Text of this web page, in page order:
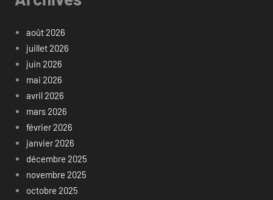
août 2026
juillet 2026
juin 2026
mai 2026
avril 2026
mars 2026
février 2026
janvier 2026
décembre 2025
novembre 2025
octobre 2025